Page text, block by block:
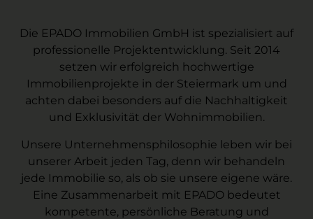
Die EPADO Immobilien GmbH ist spezialisiert auf
professionelle Projektentwicklung. Seit 2014
setzen wir erfolgreich hochwertige
Immobilienprojekte in der Steiermark um und
achten dabei besonders auf die Nachhaltigkeit
und Exklusivität der Wohnimmobilien.
Unsere Unternehmensphilosophie leben wir bei
unserer Arbeit jeden Tag, denn wir behandeln
jede Immobilie so, als ob sie unsere eigene wäre.
Eine Zusammenarbeit mit EPADO bedeutet
kompetente, persönliche Beratung und